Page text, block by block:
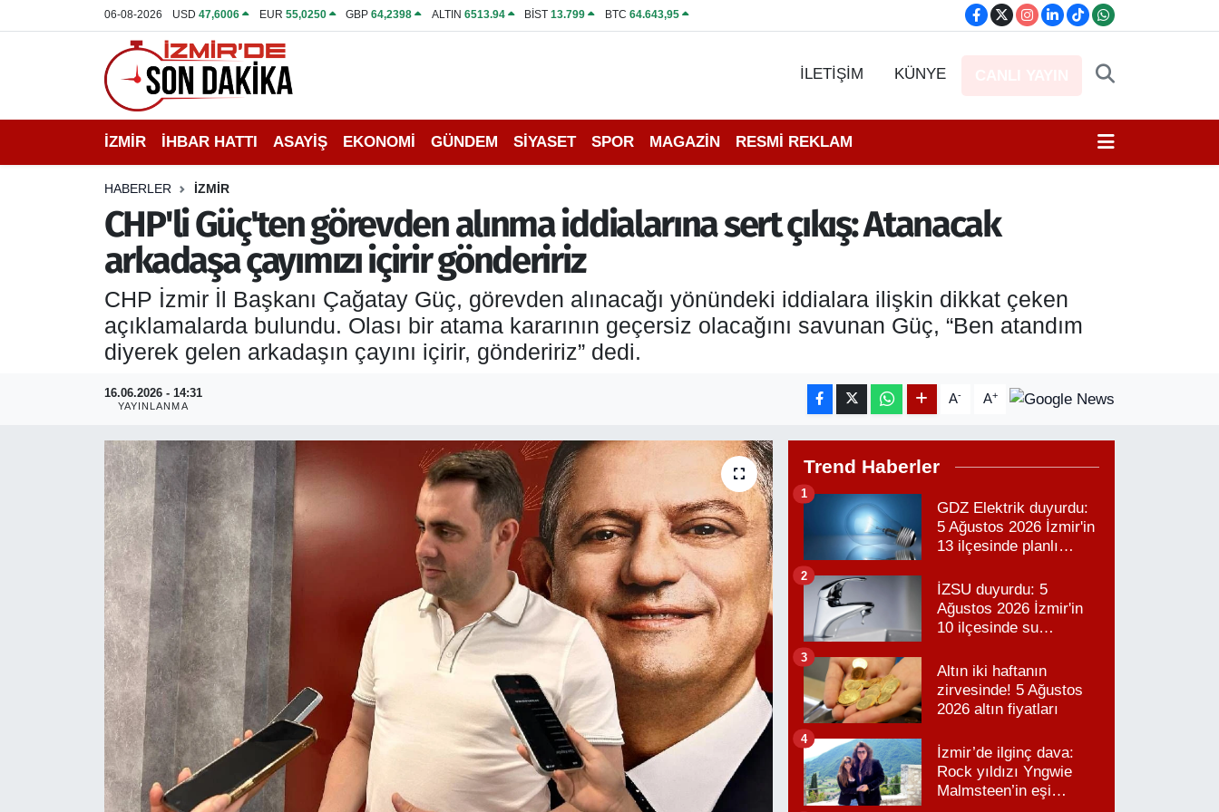
06-08-2026 USD47,6006 EUR 55,0250 GBP64,2398 ALTIN 6513.94 BİST13.799 BTC 64.643,95
İLETİŞİM KÜNYE
İZMİR İHBAR HATTI ASAYİŞ EKONOMİ GÜNDEM SİYASET SPOR MAGAZİN RESMİ REKLAM
HABERLER İZMİR
CHP'li Güç'ten görevden alınma iddialarına sert çıkış: Atanacak
arkadaşa çayımızı içirir göndeririz
CHP İzmir İl Başkanı Çağatay Güç, görevden alınacağı yönündeki iddialara ilişkin dikkat çeken
açıklamalarda bulundu. Olası bir atama kararının geçersiz olacağını savunan Güç, “Ben atandım
diyerek gelen arkadaşın çayını içirir, göndeririz” dedi.
16.06.2026 - 14:31
YAYINLANMA A- A+
Trend Haberler
GDZ Elektrik duyurdu:
5 Ağustos 2026 İzmir'in
13 ilçesinde planlı
1
İZSU duyurdu: 5
Ağustos 2026 İzmir'in
10 ilçesinde su
2
Altın iki haftanın
zirvesinde! 5 Ağustos
2026 altın fiyatları
3
İzmir’de ilginç dava:
Rock yıldızı Yngwie
Malmsteen’in eşi
4
İHBAR HATTI
DEPREM
EKONOMİ
SİYASET
ASAYİŞ
RESMİ REKLAM
İzmir Nöbetçi Eczaneler
İzmir Hava Durumu
İzmir Namaz Vakitleri
İzmir Trafik Yoğunluk Haritası
Puan Durumu ve Fikstür
Tüm Manşetler
Son Dakika Haberleri
Haber Arşivi